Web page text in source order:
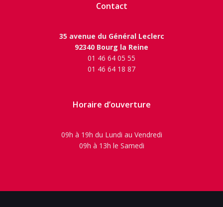
Contact
35 avenue du Général Leclerc
92340 Bourg la Reine
01 46 64 05 55
01 46 64 18 87
Horaire d’ouverture
09h à 19h du Lundi au Vendredi
09h à 13h le Samedi